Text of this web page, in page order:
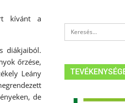
kívánt a
diákjaiból.
őrzése,
Leány
de